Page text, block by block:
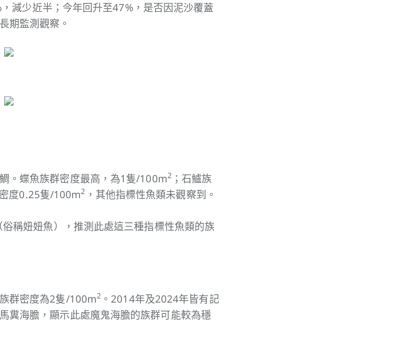
減少近半；今年回升至47%，是否因泥沙覆蓋
期監測觀察。
。蝶魚族群密度最高，為1隻/100m2；石鱸族
度0.25隻/100m2 ，其他指標性魚類未觀察到。
稱妞妞魚），推測此處這三種指標性魚類的族
群密度為2隻/100m2 。2014年及2024年皆有記
糞海膽，顯示此處魔鬼海膽的族群可能較為穩